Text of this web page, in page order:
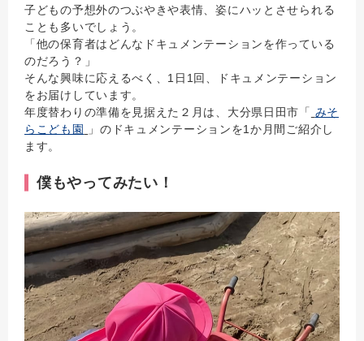
子どもの予想外のつぶやきや表情、姿にハッとさせられる
ことも多いでしょう。
「他の保育者はどんなドキュメンテーションを作っている
のだろう？」
そんな興味に応えるべく、1日1回、ドキュメンテーション
をお届けしています。
年度替わりの準備を見据えた２月は、大分県日田市「 みそ
らこども園
」のドキュメンテーションを1か月間ご紹介し
ます。
僕もやってみたい！